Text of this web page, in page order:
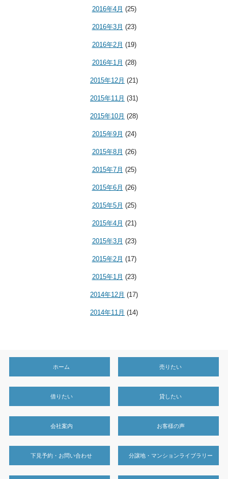
2016年4月 (25)
2016年3月 (23)
2016年2月 (19)
2016年1月 (28)
2015年12月 (21)
2015年11月 (31)
2015年10月 (28)
2015年9月 (24)
2015年8月 (26)
2015年7月 (25)
2015年6月 (26)
2015年5月 (25)
2015年4月 (21)
2015年3月 (23)
2015年2月 (17)
2015年1月 (23)
2014年12月 (17)
2014年11月 (14)
ホーム 売りたい
借りたい 貸したい
会社案内 お客様の声
下見予約・お問い合わせ 分譲地・マンションライブラリー